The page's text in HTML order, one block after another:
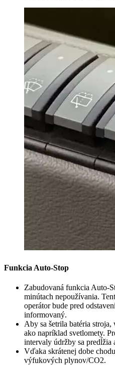
Funkcia Auto-Stop
Zabudovaná funkcia Auto-
minútach nepoužívania.
operátor bude pred
informovaný.
Aby sa šetrila batéria
ako napríklad svetlomety.
intervaly údržby sa predĺžia
Vďaka skrátenej dobe
výfukových plynov/CO2.